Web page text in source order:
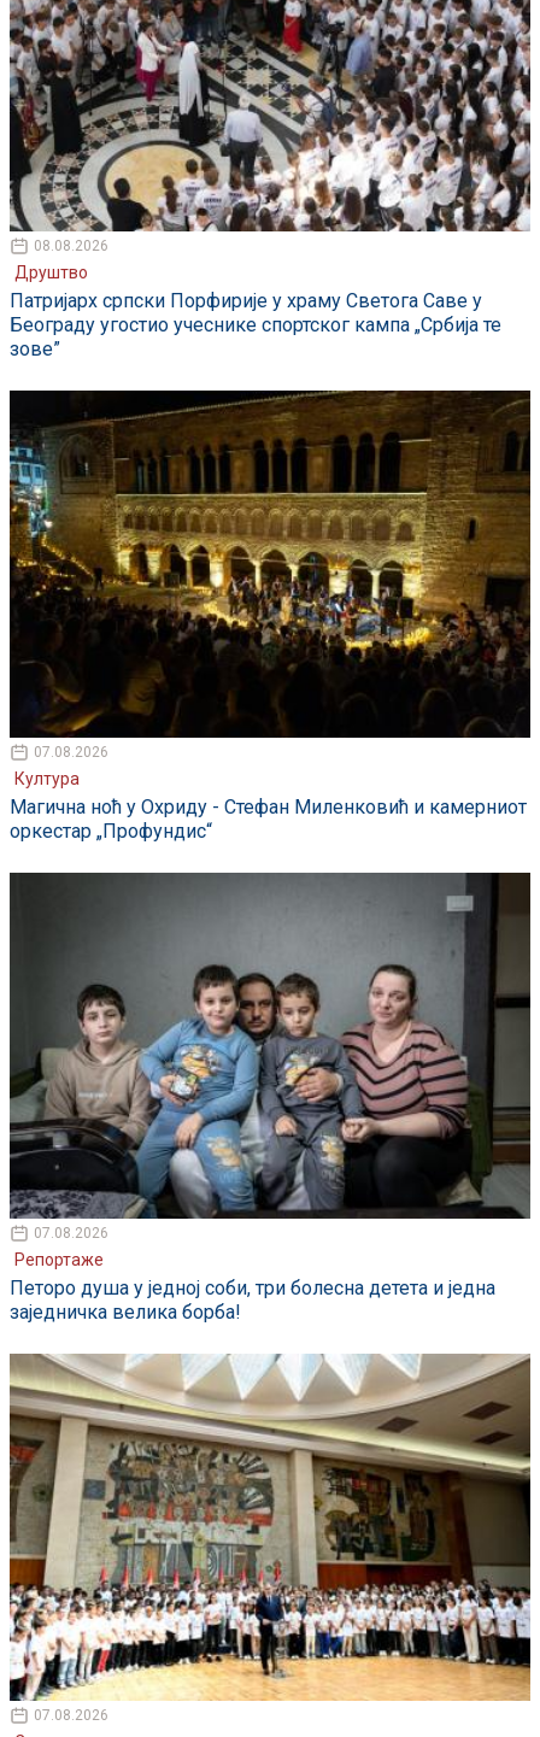
08.08.2026
Друштво
Патријарх српски Порфирије у храму Светога Саве у
Београду угостио учеснике спортског кампа „Србија те
зове”
07.08.2026
Култура
Магична ноћ у Охриду - Стефан Миленковић и камерниот
оркестар „Профундис“
07.08.2026
Репортаже
Петоро душа у једној соби, три болесна детета и једна
заједничка велика борба!
07.08.2026